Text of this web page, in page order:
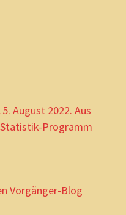
August 2022. Aus
Programm
Vorgänger-Blog